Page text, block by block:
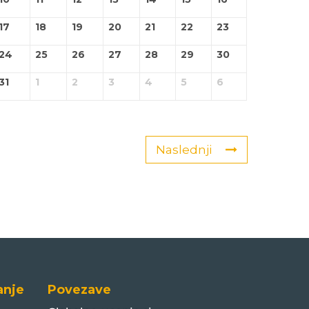
17 18 19 20 21 22 23
25 26 27 28 29 30
1 2 3 4 5 6
Naslednji
Povezave